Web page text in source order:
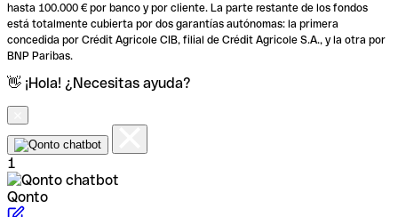
hasta 100.000 € por banco y por cliente. La parte restante de los fondos
está totalmente cubierta por dos garantías autónomas: la primera
concedida por Crédit Agricole CIB, filial de Crédit Agricole S.A., y la otra por
BNP Paribas.
👋 ¡Hola! ¿Necesitas ayuda?
1
Qonto